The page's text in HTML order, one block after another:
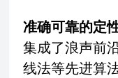
准确可靠的定
集成了浪声前
线法等先进算